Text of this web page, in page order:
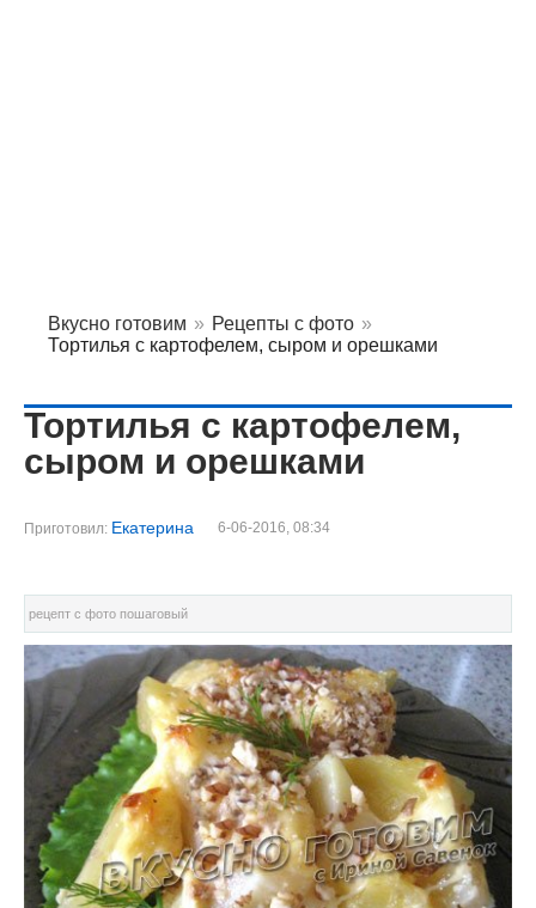
Вкусно готовим » Рецепты с фото »
Тортилья с картофелем, сыром и орешками
Тортилья с картофелем,
сыром и орешками
Приготовил: Екатерина 6-06-2016, 08:34
рецепт с фото пошаговый